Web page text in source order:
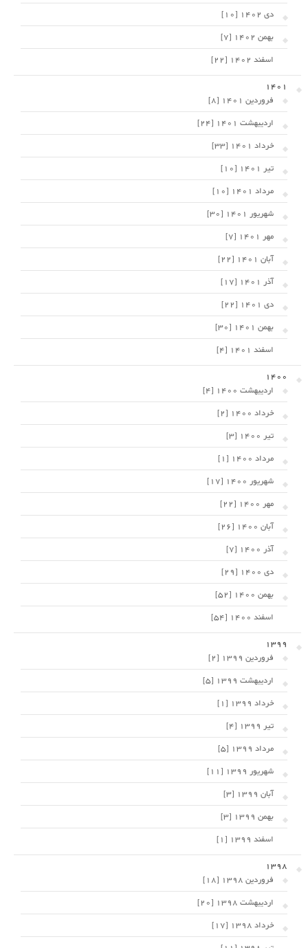
دی 1402 [10]
بهمن 1402 [7]
اسفند 1402 [22]
1401
فروردین 1401 [8]
اردیبهشت 1401 [24]
خرداد 1401 [33]
تیر 1401 [10]
مرداد 1401 [10]
شهریور 1401 [30]
مهر 1401 [7]
آبان 1401 [22]
آذر 1401 [17]
دی 1401 [22]
بهمن 1401 [30]
اسفند 1401 [4]
1400
اردیبهشت 1400 [4]
خرداد 1400 [2]
تیر 1400 [3]
مرداد 1400 [1]
شهریور 1400 [17]
مهر 1400 [22]
آبان 1400 [26]
آذر 1400 [7]
دی 1400 [29]
بهمن 1400 [52]
اسفند 1400 [54]
1399
فروردین 1399 [2]
اردیبهشت 1399 [5]
خرداد 1399 [1]
تیر 1399 [4]
مرداد 1399 [5]
شهریور 1399 [11]
آبان 1399 [3]
بهمن 1399 [3]
اسفند 1399 [1]
1398
فروردین 1398 [18]
اردیبهشت 1398 [20]
خرداد 1398 [17]